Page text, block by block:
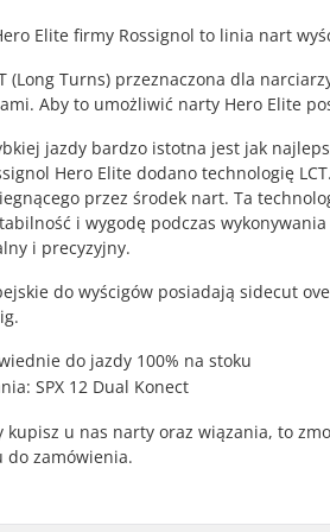
Elite firmy Rossignol to linia nart
(Long Turns) przeznaczona dla
Aby to umożliwić narty Hero Elite
jazdy bardzo istotna jest jak
Hero Elite dodano technologię
przez środek nart. Ta
i wygodę podczas
i precyzyjny.
do wyścigów posiadają sidecut
do jazdy 100% na stoku
SPX 12 Dual Konect
kupisz u nas narty oraz wiązania, to
do zamówienia.